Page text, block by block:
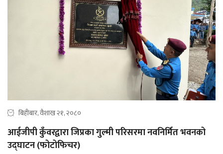
बिहीबार, वैशाख २१, २०८०
आईजीपी कुँवरद्वारा जिप्रका गुल्मी परिसरमा नवनिर्मित भवनको
उद्‍घाटन (फोटोफिचर)